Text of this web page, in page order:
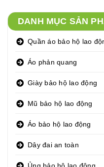
DANH MỤC SẢN
Quần áo bảo hộ lao
Áo phản quang
Giày bảo hộ lao động
Mũ bảo hộ lao động
Áo bảo hộ lao động
Dây đai an toàn